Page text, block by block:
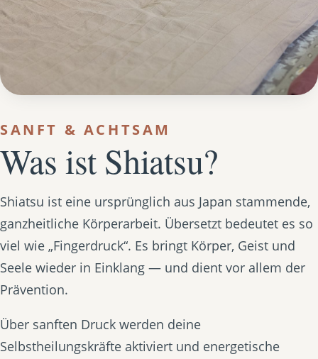
SANFT & ACHTSAM
Was ist Shiatsu?
Shiatsu ist eine ursprünglich aus Japan stammende,
ganzheitliche Körperarbeit. Übersetzt bedeutet es so
viel wie „Fingerdruck“. Es bringt Körper, Geist und
Seele wieder in Einklang — und dient vor allem der
Prävention.
Über sanften Druck werden deine
Selbstheilungskräfte aktiviert und energetische